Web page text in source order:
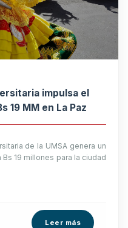
impulsa el
19 MM en La Paz
de la UMSA genera un
19 millones para la ciudad
Leer más